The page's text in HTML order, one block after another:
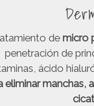
demicro
penetración de
ácido
eliminar manchas,